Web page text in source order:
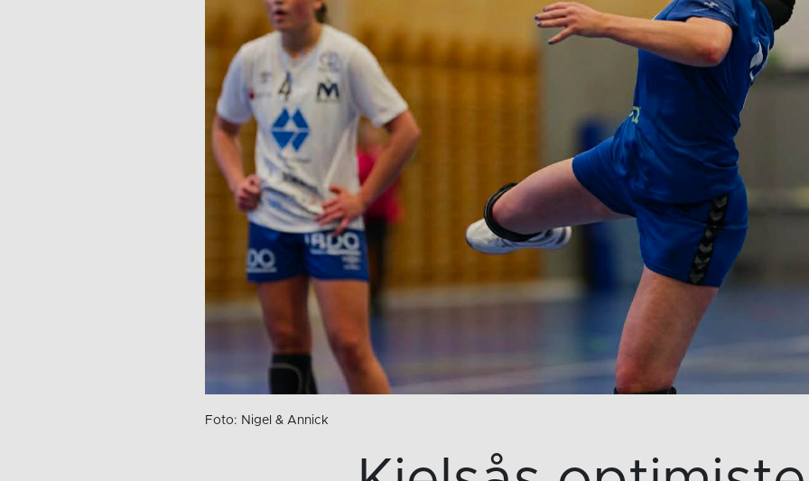
Foto: Nigel & Annick